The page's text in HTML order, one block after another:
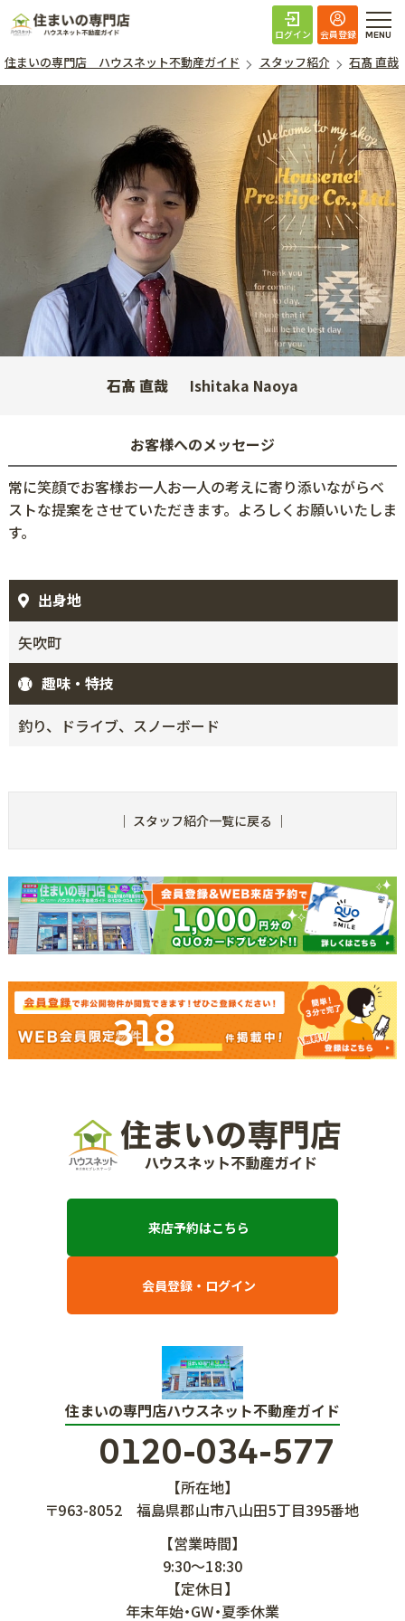
住まいの専門店 ハ
ログイン 会員登録
住まいの専門店 ハウスネット不動産ガイド スタッフ紹介 石髙 直哉
石髙 直哉 Ishitaka Naoya
お客様へのメッセージ
常に笑顔でお客様お一人お一人の考えに寄り添いながらベ
ストな提案をさせていただきます。よろしくお願いいたしま
す。
出身地
矢吹町
趣味・特技
釣り、ドライブ、スノーボード
｜ スタッフ紹介一覧に戻る ｜
318
来店予約はこちら
会員登録・ログイン
住まいの専門店ハウスネット不動産ガイド
0120-034-577
【所在地】
〒963-8052
福島県郡山市八山田5丁目395番地
【営業時間】
9:30～18:30
【定休日】
年末年始・GW・夏季休業